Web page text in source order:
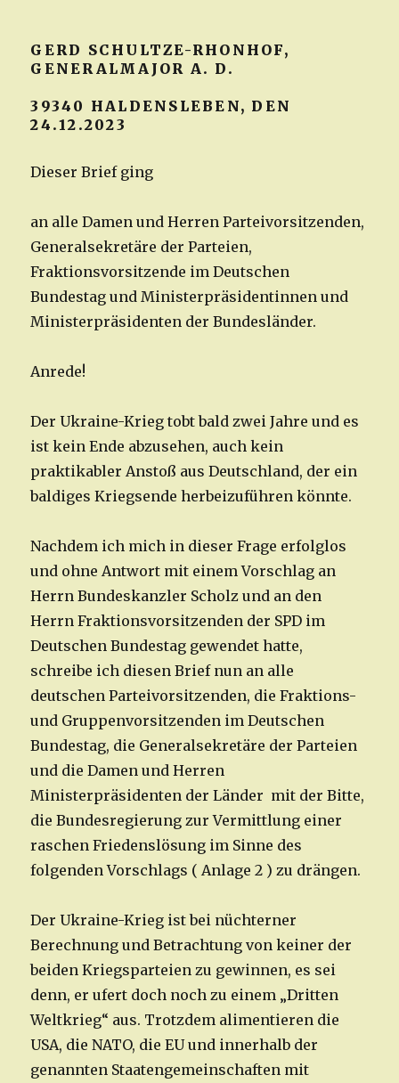
GERD SCHULTZE-RHONHOF,
GENERALMAJOR A. D.
39340 HALDENSLEBEN, DEN
24.12.2023
Dieser Brief ging
an alle Damen und Herren Parteivorsitzenden,
Generalsekretäre der Parteien,
Fraktionsvorsitzende im Deutschen
Bundestag und Ministerpräsidentinnen und
Ministerpräsidenten der Bundesländer.
Anrede!
Der Ukraine-Krieg tobt bald zwei Jahre und es
ist kein Ende abzusehen, auch kein
praktikabler Anstoß aus Deutschland, der ein
baldiges Kriegsende herbeizuführen könnte.
Nachdem ich mich in dieser Frage erfolglos
und ohne Antwort mit einem Vorschlag an
Herrn Bundeskanzler Scholz und an den
Herrn Fraktionsvorsitzenden der SPD im
Deutschen Bundestag gewendet hatte,
schreibe ich diesen Brief nun an alle
deutschen Parteivorsitzenden, die Fraktions-
und Gruppenvorsitzenden im Deutschen
Bundestag, die Generalsekretäre der Parteien
und die Damen und Herren
Ministerpräsidenten der Länder mit der Bitte,
die Bundesregierung zur Vermittlung einer
raschen Friedenslösung im Sinne des
folgenden Vorschlags ( Anlage 2 ) zu drängen.
Der Ukraine-Krieg ist bei nüchterner
Berechnung und Betrachtung von keiner der
beiden Kriegsparteien zu gewinnen, es sei
denn, er ufert doch noch zu einem „Dritten
Weltkrieg“ aus. Trotzdem alimentieren die
USA, die NATO, die EU und innerhalb der
genannten Staatengemeinschaften mit